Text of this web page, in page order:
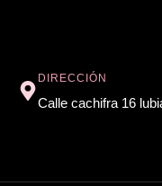
DIRECCIÓN
Calle cachifra 16